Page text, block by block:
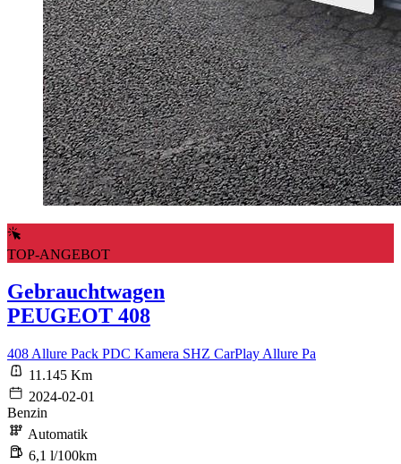
TOP-ANGEBOT
Gebrauchtwagen
PEUGEOT 408
408 Allure Pack PDC Kamera SHZ CarPlay Allure Pa
11.145 Km
2024-02-01
Benzin
Automatik
6,1 l/100km